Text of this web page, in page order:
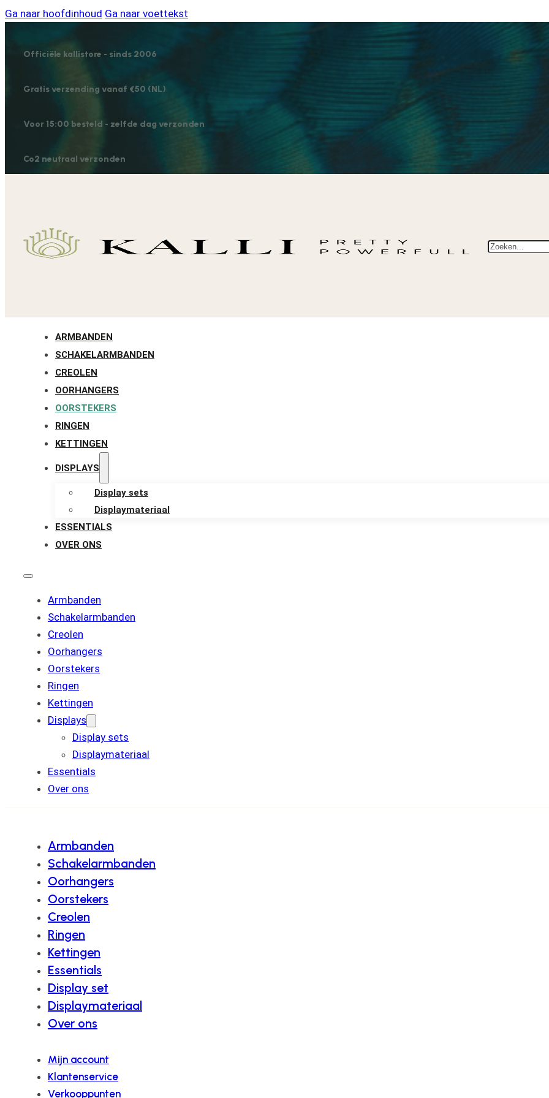
Ga naar hoofdinhoud Ga naar voettekst
Officiële kallistore - sinds 2006
Gratis verzending vanaf €50 (NL)
Voor 15:00 besteld - zelfde dag verzonden
Co2 neutraal verzonden
Zoeken
ARMBANDEN
SCHAKELARMBANDEN
CREOLEN
OORHANGERS
OORSTEKERS
RINGEN
KETTINGEN
DISPLAYS
Display sets
Displaymateriaal
ESSENTIALS
OVER ONS
Armbanden
Schakelarmbanden
Creolen
Oorhangers
Oorstekers
Ringen
Kettingen
Displays
Display sets
Displaymateriaal
Essentials
Over ons
Armbanden
Schakelarmbanden
Oorhangers
Oorstekers
Creolen
Ringen
Kettingen
Essentials
Display set
Displaymateriaal
Over ons
Mijn account
Klantenservice
Verkooppunten